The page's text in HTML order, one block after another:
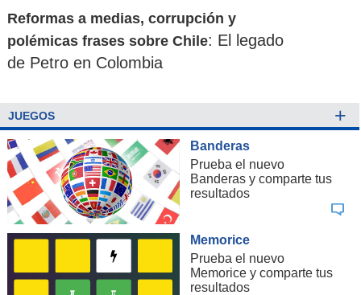
Reformas a medias, corrupción y
polémicas frases sobre Chile: El legado
de Petro en Colombia
JUEGOS +
Banderas
Prueba el nuevo
Banderas y comparte tus
resultados
Memorice
Prueba el nuevo
Memorice y comparte tus
resultados